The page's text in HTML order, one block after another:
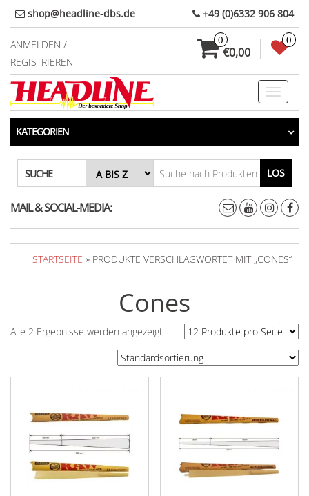
Direkt
zum
Inhalt
shop@headline-dbs.de +49 (0)6332 906 804
ANMELDEN /
REGISTRIEREN
0
€0,00
0
Toggle
KATEGORIEN
SUCHE LOS
MAIL & SOCIAL-MEDIA:
STARTSEITE » PRODUKTE VERSCHLAGWORTET MIT „CONES“
Cones
Alle 2 Ergebnisse werden angezeigt